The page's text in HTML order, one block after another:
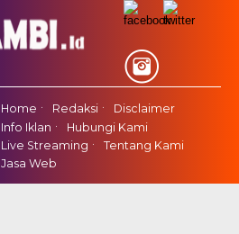
Home Redaksi
Disclaimer
Info Iklan
Hubungi Kami
Live Streaming
Tentang Kami
Jasa Web